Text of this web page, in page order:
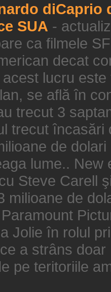
diCaprio
SUA -
ca filmele
decat
lucru
se află în
trecut 3
trecut încasări
de
lume..
Steve Carell
milioane de
Jolie în rolul
a strâns
pe teritoriile